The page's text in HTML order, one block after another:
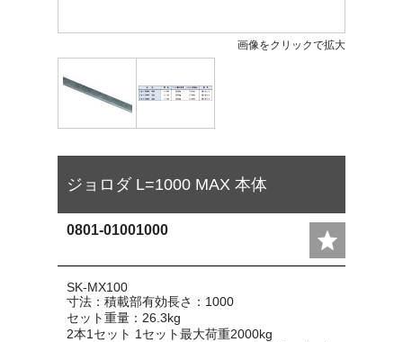
画像をクリックで拡大
ジョロダ L=1000 MAX 本体
0801-01001000
SK-MX100
寸法：積載部有効長さ：1000
セット重量：26.3kg
2本1セット 1セット最大荷重2000kg